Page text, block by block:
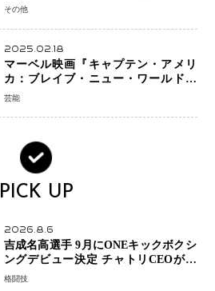
ッチオンライン」も引き上げ
その他
2025.02.18
マーベル映画『キャプテン・アメリ
カ：ブレイブ・ニュー・ワールド』
新ブラック・ウィドウ役のシラ・ハー
芸能
PICK UP
2026.8.6
吉成名高選手 9月にONEキックボクシ
ングデビュー決定 チャトリCEOがサ
プライズ発表 2カ月連続参戦へ
格闘技